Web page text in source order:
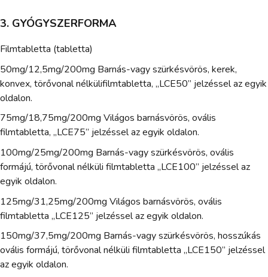
3. GYÓGYSZERFORMA
Filmtabletta (tabletta)
50mg/12,5mg/200mg Barnás-vagy szürkésvörös, kerek,
konvex, törővonal nélkülifilmtabletta, „LCE50” jelzéssel az egyik
oldalon.
75mg/18,75mg/200mg Világos barnásvörös, ovális
filmtabletta, „LCE75” jelzéssel az egyik oldalon.
100mg/25mg/200mg Barnás-vagy szürkésvörös, ovális
formájú, törővonal nélküli filmtabletta „LCE100” jelzéssel az
egyik oldalon.
125mg/31,25mg/200mg Világos barnásvörös, ovális
filmtabletta „LCE125” jelzéssel az egyik oldalon.
150mg/37,5mg/200mg Barnás-vagy szürkésvörös, hosszúkás
ovális formájú, törővonal nélküli filmtabletta „LCE150” jelzéssel
az egyik oldalon.